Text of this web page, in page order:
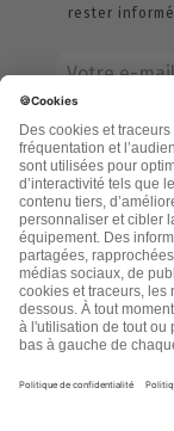
rester
jamais échangée.